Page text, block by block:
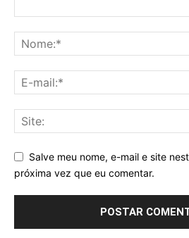
Salve meu nome, e-mail e site
próxima vez que eu comentar.